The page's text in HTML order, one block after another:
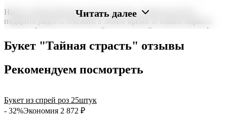
Наша служба работает круглосуточно, чтобы вы могли
подарить радость близким в любое время. В нашем маркете
можно оформить заказ онлайн с доставкой на дом или в офис
минут или день в день в удобный интервал. Если вам важно
вручить подарок ко времени, наш сервис доставки обеспечит
сегодня и ежедневно 24 часа в сутки.
Читать далее
Букет "Тайная страсть" отзывы
Рекомендуем посмотреть
Букет из спрей роз 25штук
- 32%Экономия 2 872 ₽